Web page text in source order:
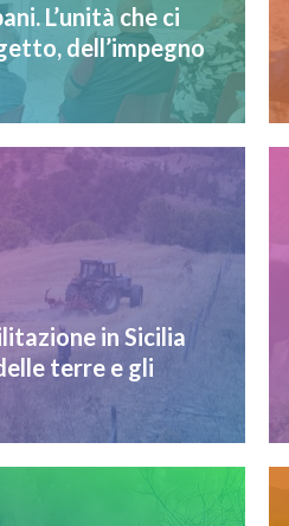
L’unità che ci
dell’impegno
in Sicilia
terre e gli